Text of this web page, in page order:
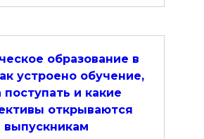
образование в
устроено обучение,
поступать и какие
открываются
выпускникам